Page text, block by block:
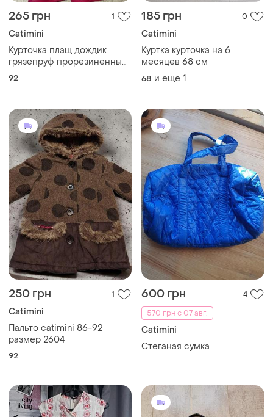
265 грн 1
Catimini
Курточка плащ дождик
грязепруф прорезиненный
хлопковой подкладке
92
185 грн 0
Catimini
Куртка курточка на 6
месяцев 68 см
68 и еще 1
250 грн 1
Catimini
Пальто catimini 86-92
размер 2604
92
600 грн
4
570 грн с 07 авг.
Catimini
Стеганая сумка